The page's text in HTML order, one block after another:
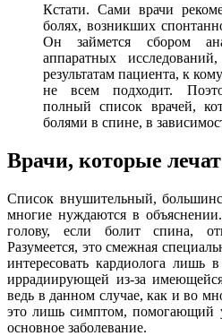
Кстати. Сами врачи
болях, возникших
Он займется сбором
аппаратных
результатам пациента, к
не всем подходит.
полный список врачей,
болями в спине, в
Врачи, которые
Список внушительный,
многие нуждаются в
голову, если болит спина,
Разумеется, это смежная
интересовать кардиолога лишь
иррадиирующей из-за
ведь в данном случае, как и во
это лишь симптом, помогающий
основное заболевание.